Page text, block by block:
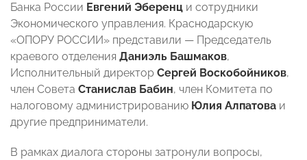
Банка России Евгений Эберенц и сотрудники
Экономического управления. Краснодарскую
«ОПОРУ РОССИИ» представили — Председатель
краевого отделения Даниэль Башмаков,
Исполнительный директор Сергей Воскобойников,
член Совета Станислав Бабин, член Комитета по
налоговому администрированию Юлия Алпатова и
другие предприниматели.
В рамках диалога стороны затронули вопросы,